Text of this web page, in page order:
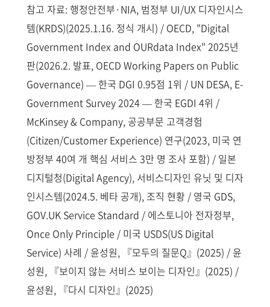
참고 자료: 행정안전부·NIA, 범정부 UI/UX 디자인시스
템(KRDS)(2025.1.16. 정식 개시) / OECD, "Digital
Government Index and OURdata Index" 2025년
판(2026.2. 발표, OECD Working Papers on Public
Governance) — 한국 DGI 0.95점 1위 / UN DESA, E-
Government Survey 2024 — 한국 EGDI 4위 /
McKinsey & Company, 공공부문 고객경험
(Citizen/Customer Experience) 연구(2023, 미국 연
방정부 40여 개 핵심 서비스 3만 명 조사 포함) / 일본
디지털청(Digital Agency), 서비스디자인 유닛 및 디자
인시스템(2024.5. 베타 공개), 조직 현황 / 영국 GDS,
GOV.UK Service Standard / 에스토니아 전자정부,
Once Only Principle / 미국 USDS(US Digital
Service) 사례 / 윤성원, 『모두의 질문Q』(2025) / 윤
성원, 『보이지 않는 서비스 보이는 디자인』(2025) /
윤성원, 『다시 디자인』(2025)